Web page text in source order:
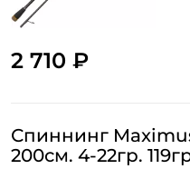
2 710 ₽
Спиннинг
200см. 4-22гр.